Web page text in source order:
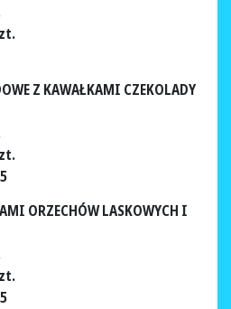
Z KAWAŁKAMI CZEKOLADY
ORZECHÓW LASKOWYCH I